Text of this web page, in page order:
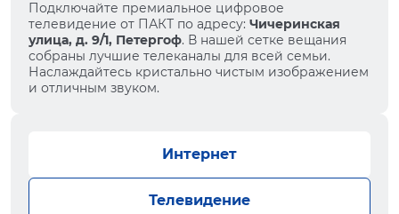
Подключайте премиальное цифровое
телевидение от ПАКТ по адресу: Чичеринская
улица, д. 9/1, Петергоф. В нашей сетке вещания
собраны лучшие телеканалы для всей семьи.
Наслаждайтесь кристально чистым изображением
и отличным звуком.
Интернет
Телевидение